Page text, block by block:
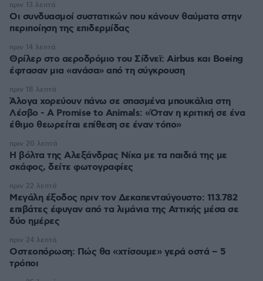
Οι συνδυασμοί συστατικών που κάνουν θαύματα στην
περιποίηση της επιδερμίδας
πριν 13 λεπτά
Θρίλερ στο αεροδρόμιο του Σίδνεϊ: Airbus και Boeing
έφτασαν μια «ανάσα» από τη σύγκρουση
πριν 14 λεπτά
Άλογα χορεύουν πάνω σε σπασμένα μπουκάλια στη
Λέσβο - A Promise to Animals: «Όταν η κριτική σε ένα
έθιμο θεωρείται επίθεση σε έναν τόπο»
πριν 18 λεπτά
Η βόλτα της Αλεξάνδρας Νίκα με τα παιδιά της με
σκάφος, δείτε φωτογραφίες
πριν 20 λεπτά
Μεγάλη έξοδος πριν τον Δεκαπενταύγουστο: 113.782
επιβάτες έφυγαν από τα λιμάνια της Αττικής μέσα σε
δύο ημέρες
πριν 22 λεπτά
Οστεοπόρωση: Πώς θα «χτίσουμε» γερά οστά – 5
τρόποι
πριν 24 λεπτά